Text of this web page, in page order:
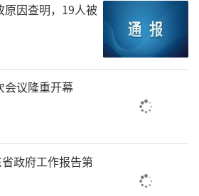
实“双减”工作要求，解决
”问题，满足学生个性成长
寒假开始，
威海市积极整合
“学生自愿参加、教师自愿
择”的原则，把假期托管服
兴趣活动和研学实践等活
职工子女、外来务工人员
原因查明，19人被
会议隆重开幕
政府工作报告第